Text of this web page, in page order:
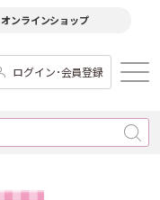
オンラインショップ
ログイン･会員登録